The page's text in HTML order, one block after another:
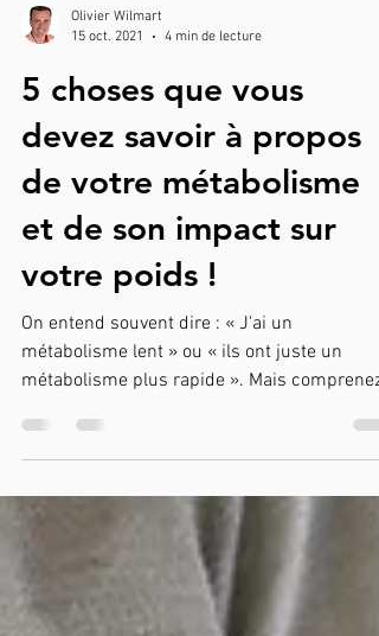
Olivier Wilmart
5 choses que vous
devez savoir à propos
de votre métabolisme
et de son impact sur
votre poids !
métabolisme plus rapide ». Mais comprenez-
vous ce que cela signifie? Quel est votre
métabolisme ? Peut-il être rapide ou lent ?
métabolisme lent vous rend-il plus enclin à
prendre du poids ? Est-ce que votre